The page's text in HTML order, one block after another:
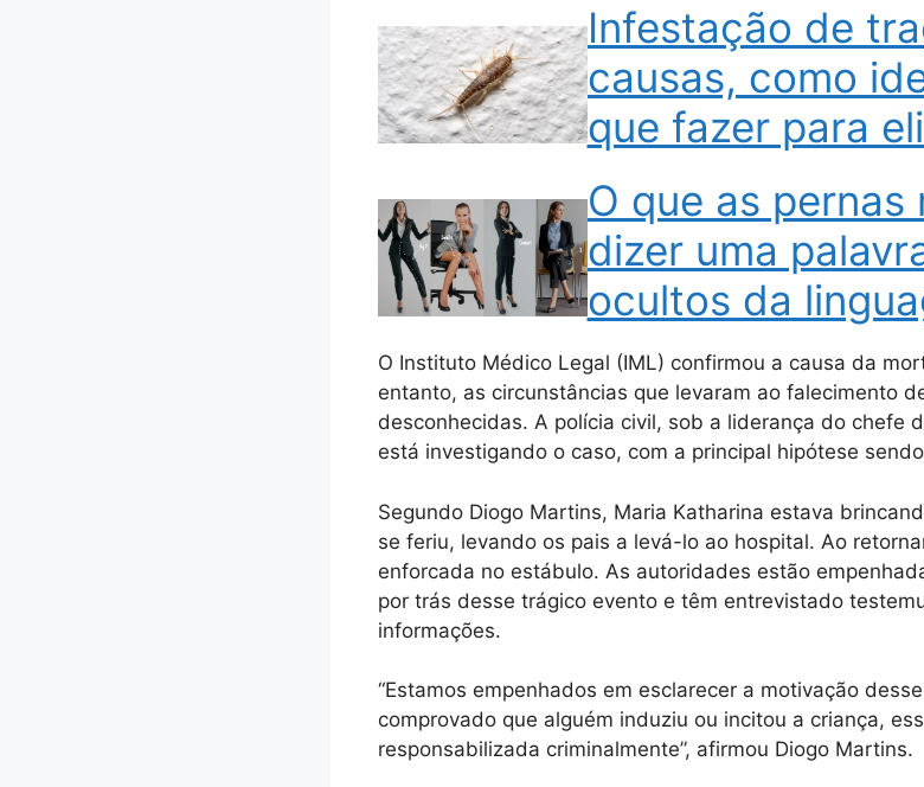
Infestação de
causas, como
que fazer para
O que as pernas
dizer uma
ocultos da
O Instituto Médico Legal (IML) confirmou a causa da
entanto, as circunstâncias que levaram ao falecimento
desconhecidas. A polícia civil, sob a liderança do chefe
está investigando o caso, com a principal hipótese
Segundo Diogo Martins, Maria Katharina estava
se feriu, levando os pais a levá-lo ao hospital. Ao
enforcada no estábulo. As autoridades estão
por trás desse trágico evento e têm entrevistado
informações.
“Estamos empenhados em esclarecer a motivação
comprovado que alguém induziu ou incitou a criança,
responsabilizada criminalmente”, afirmou Diogo Martins.